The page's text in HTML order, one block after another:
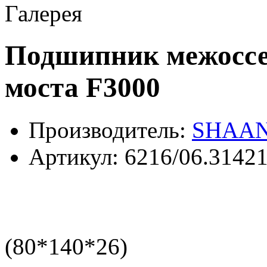
Галерея
Подшипник
моста F3000
Производитель:
Артикул: 6216/
(80*140*26)